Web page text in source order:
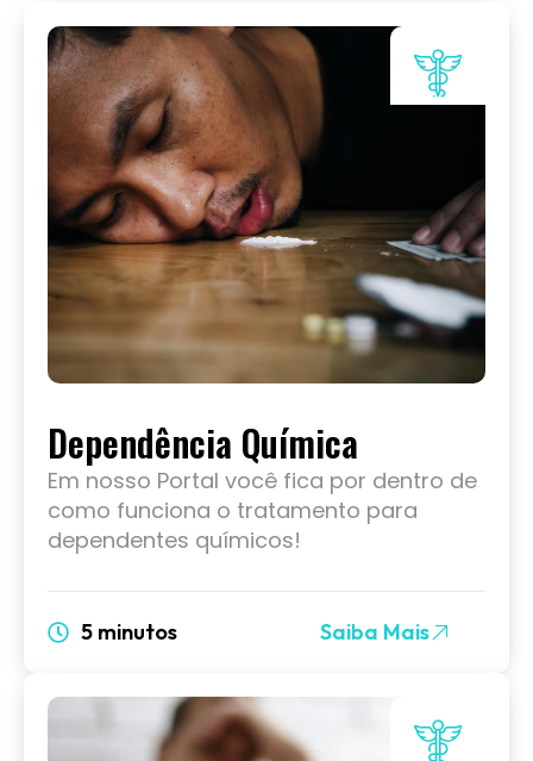
Dependência Química
Em nosso Portal você fica por dentro de
como funciona o tratamento para
dependentes químicos!
5 minutos Saiba Mais